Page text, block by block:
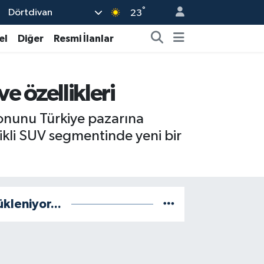
Dörtdivan 23°
Diğer Resmi İlanlar
özellikleri
Türkiye pazarına
SUV segmentinde yeni bir